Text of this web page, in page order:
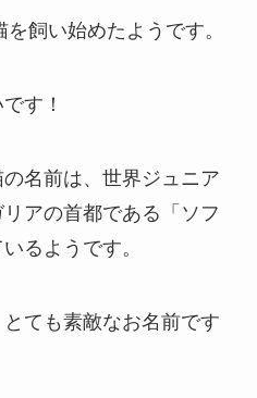
飼い始めたようです。
す！
名前は、世界ジュニア
アの首都である「ソフ
るようです。
ても素敵なお名前です